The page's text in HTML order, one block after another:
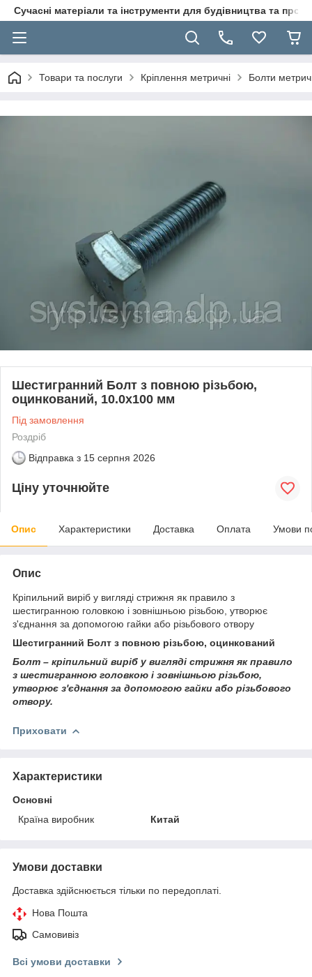
Сучасні матеріали та інструменти для будівництва та
Товари та послуги Кріплення метричні Болти
Шестигранний Болт з повною різьбою,
оцинкований, 10.0х100 мм
Під замовлення
Роздріб
Відправка з 15 серпня 2026
Ціну уточнюйте
Опис Характеристики Доставка Оплата Умови
Опис
Кріпильний виріб у вигляді стрижня як правило з
шестигранною головкою і зовнішньою різьбою, утворює
з'єднання за допомогою гайки або різьбового отвору
Шестигранний Болт з повною різьбою, оцинкований
Болт – кріпильний виріб у вигляді стрижня як правило
з шестигранною головкою і зовнішньою різьбою,
утворює з'єднання за допомогою гайки або різьбового
отвору.
Приховати
Характеристики
Основні
Країна виробник
Китай
Умови доставки
Доставка здійснюється тільки по передоплаті.
Нова Пошта
Самовивіз
Всі умови доставки